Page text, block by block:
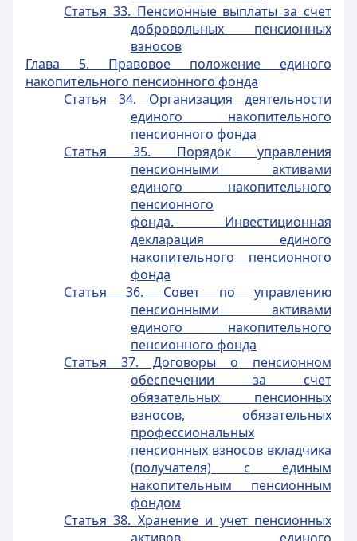
Статья 33. Пенсионные выплаты за счет
добровольных пенсионных
взносов
Глава 5. Правовое положение единого
накопительного пенсионного фонда
Статья 34. Организация деятельности
единого накопительного
пенсионного фонда
Статья 35. Порядок управления
пенсионными активами
единого накопительного
пенсионного
фонда. Инвестиционная
декларация единого
накопительного пенсионного
фонда
Статья 36. Совет по управлению
пенсионными активами
единого накопительного
пенсионного фонда
Статья 37. Договоры о пенсионном
обеспечении за счет
обязательных пенсионных
взносов, обязательных
профессиональных
пенсионных взносов вкладчика
(получателя) с единым
накопительным пенсионным
фондом
Статья 38. Хранение и учет пенсионных